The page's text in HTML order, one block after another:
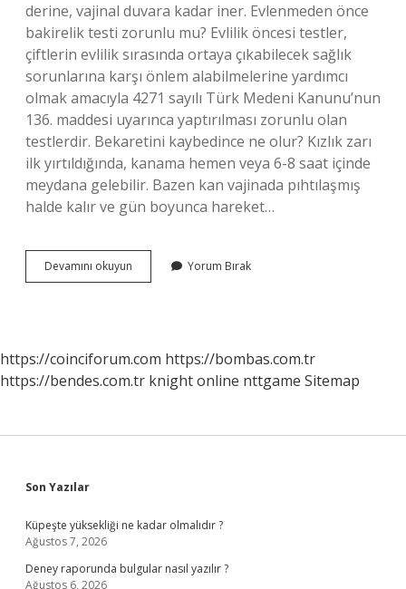
derine, vajinal duvara kadar iner. Evlenmeden önce
bakirelik testi zorunlu mu? Evlilik öncesi testler,
çiftlerin evlilik sırasında ortaya çıkabilecek sağlık
sorunlarına karşı önlem alabilmelerine yardımcı
olmak amacıyla 4271 sayılı Türk Medeni Kanunu’nun
136. maddesi uyarınca yaptırılması zorunlu olan
testlerdir. Bekaretini kaybedince ne olur? Kızlık zarı
ilk yırtıldığında, kanama hemen veya 6-8 saat içinde
meydana gelebilir. Bazen kan vajinada pıhtılaşmış
halde kalır ve gün boyunca hareket…
Devamını okuyun Evlenmeden
Bakirelik
Yorum Bırak
https://coinciforum.com https://bombas.com.tr
https://bendes.com.tr knight online nttgame Sitemap
Sidebar
Son Yazılar
Küpeşte yüksekliği ne kadar olmalıdır ?
Ağustos 7, 2026
Deney raporunda bulgular nasıl yazılır ?
Ağustos 6, 2026